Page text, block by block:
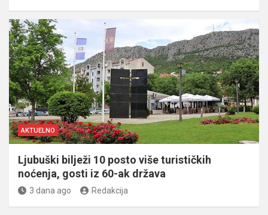
AKTUELNO
Ljubuški bilježi 10 posto više turističkih
noćenja, gosti iz 60-ak država
3 dana ago Redakcija